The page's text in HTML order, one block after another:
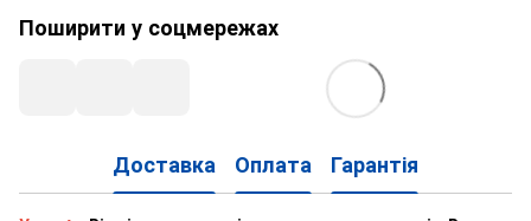
Поширити у соцмережах
Доставка Оплата Гарантія